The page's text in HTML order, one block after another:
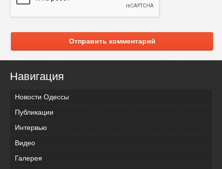
Отправить комментарий
Навигация
Новости Одессы
Публикации
Интервью
Видео
Галерея